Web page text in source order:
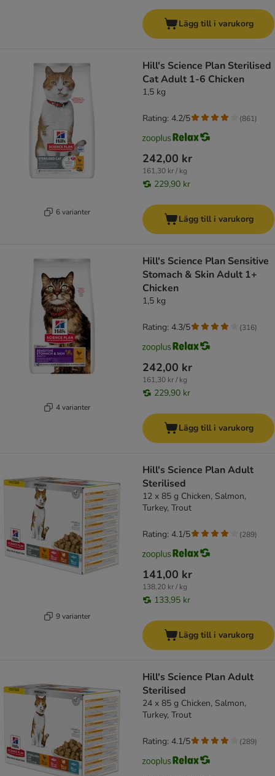
Lägg till i varukorg
6 varianter
Hill's Science Plan Sterilised
Cat Adult 1-6 Chicken
1,5 kg
242,00 kr
161,30 kr / kg
229,90 kr
Rating: 4.2/5 (861)
Lägg till i varukorg
4 varianter
Hill's Science Plan Sensitive
Stomach & Skin Adult 1+
Chicken
1,5 kg
242,00 kr
161,30 kr / kg
229,90 kr
Rating: 4.3/5 (316)
Lägg till i varukorg
9 varianter
Hill's Science Plan Adult
Sterilised
12 x 85 g Chicken, Salmon,
Turkey, Trout
141,00 kr
138,20 kr / kg
133,95 kr
Rating: 4.1/5 (289)
Lägg till i varukorg
Hill's Science Plan Adult
Sterilised
24 x 85 g Chicken, Salmon,
Turkey, Trout
Rating: 4.1/5 (289)